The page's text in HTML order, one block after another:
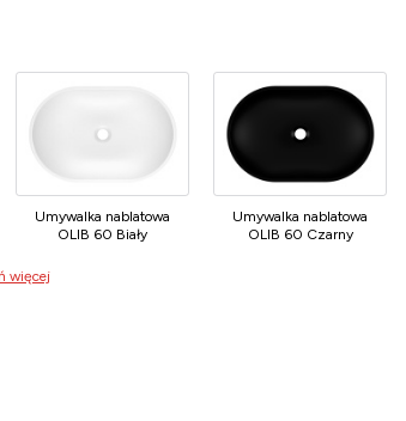
Umywalka nablatowa
OLIB 60 Biały
Umywalka nablatowa
OLIB 60 Czarny
więcej